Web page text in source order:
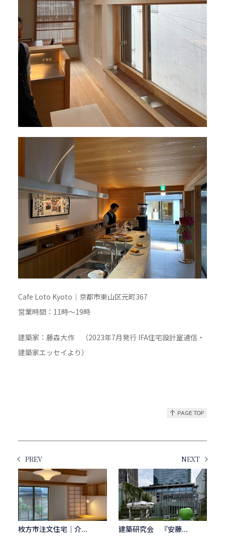
Cafe Loto Kyoto｜京都市東山区元町367
営業時間：11時〜19時
建築家：藤森大作 （2023年7月発行 IFA住宅設計室通信・
建築家エッセイより）
PREV
枚方市注文住宅｜介...
NEXT
建築研究会 『安藤...